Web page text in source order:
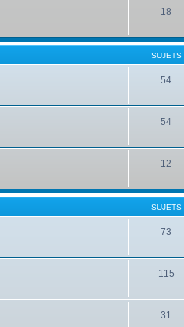
18
SUJETS
54
54
12
SUJETS
73
115
31